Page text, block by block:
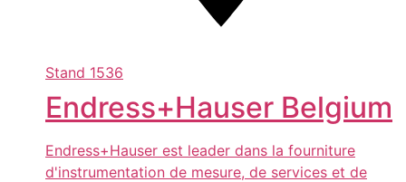
Stand 1536
Endress+Hauser Belgium
Endress+Hauser est leader dans la fourniture
d'instrumentation de mesure, de services et de